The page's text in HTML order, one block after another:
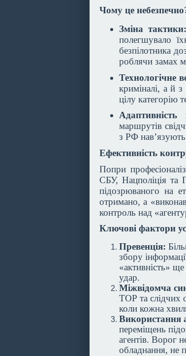
Чому це
Зміна тактики:
полегшувало
безпілотника
роблячи замах
Технологічне
криміналі, а й
цілу категорію
Адаптивність
маршрутів
з РФ
Ефективність
Попри
СБУ, Нацполіція та
підозрюваного на
отримано, а
контроль над
Ключові фактори
Превенція:
збору
«активність»
удар.
Міжвідомча
ТОР та слідчих
коли кожна
Використання
переміщень
агентів. Ворог
обладнання, не